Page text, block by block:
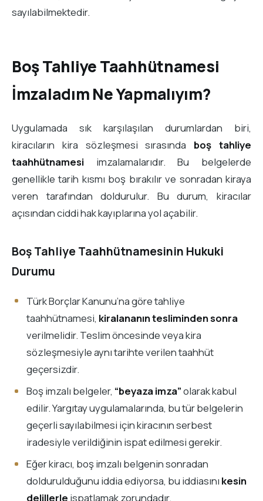
sayılabilmektedir.
Boş Tahliye Taahhütnamesi
İmzaladım Ne Yapmalıyım?
Uygulamada sık karşılaşılan durumlardan biri,
kiracıların kira sözleşmesi sırasında boş tahliye
taahhütnamesi imzalamalarıdır. Bu belgelerde
genellikle tarih kısmı boş bırakılır ve sonradan kiraya
veren tarafından doldurulur. Bu durum, kiracılar
açısından ciddi hak kayıplarına yol açabilir.
Boş Tahliye Taahhütnamesinin Hukuki
Durumu
Türk Borçlar Kanunu’na göre tahliye
taahhütnamesi, kiralananın tesliminden sonra
verilmelidir. Teslim öncesinde veya kira
sözleşmesiyle aynı tarihte verilen taahhüt
geçersizdir.
Boş imzalı belgeler, “beyaza imza”olarak kabul
edilir. Yargıtay uygulamalarında, bu tür belgelerin
geçerli sayılabilmesi için kiracının serbest
iradesiyle verildiğinin ispat edilmesi gerekir.
Eğer kiracı, boş imzalı belgenin sonradan
doldurulduğunu iddia ediyorsa, bu iddiasını kesin
delillerle ispatlamak zorundadır.